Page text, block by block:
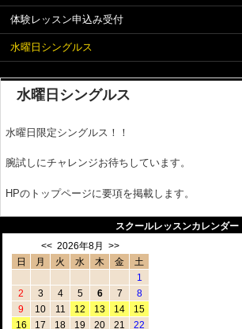
体験レッスン申込み受付
水曜日シングルス
水曜日シングルス
水曜日限定シングルス！！
腕試しにチャレンジお待ちしています。
HPのトップページに要項を掲載します。
スクールレッスンカレンダー
<< 2026年8月 >>
日
月 火 水 木 金
土
1
2
3 4 5 6 7
8
9
10 11 12 13 14
15
16
17 18 19 20 21
22